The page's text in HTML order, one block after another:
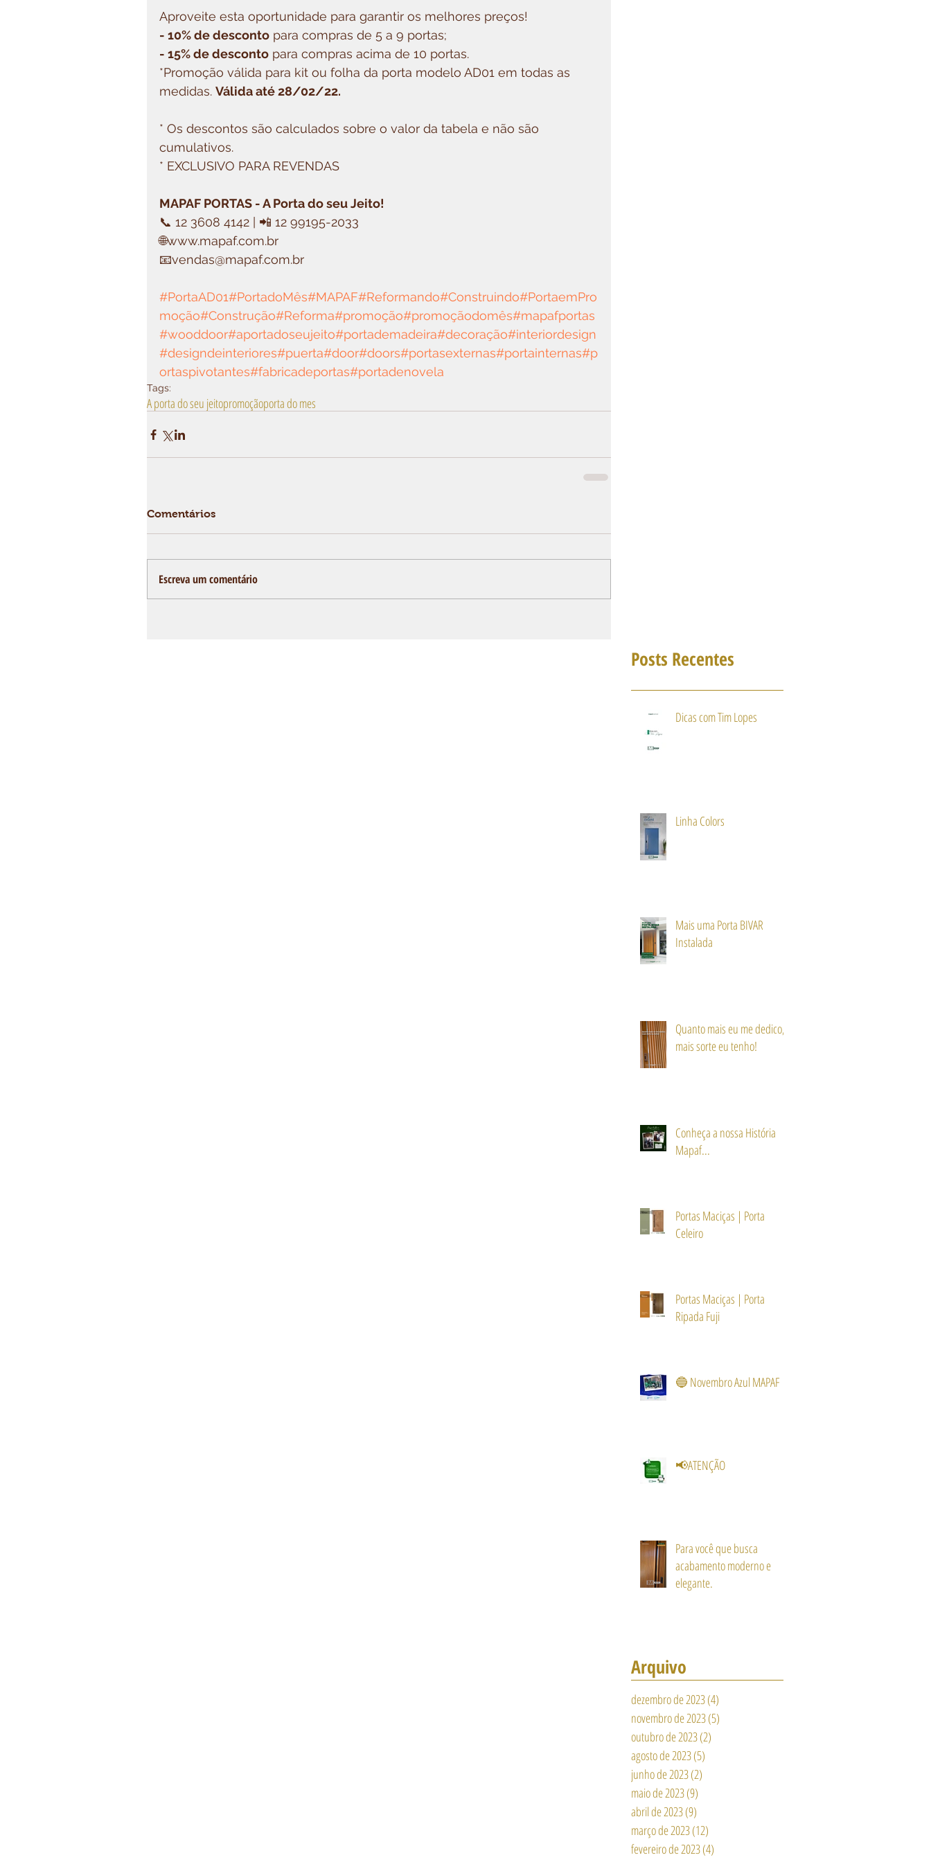
Aproveite esta oportunidade para garantir os melhores preços!
- 10% de desconto para compras de 5 a 9 portas;
- 15% de desconto para compras acima de 10 portas.
*Promoção válida para kit ou folha da porta modelo AD01 em todas as
medidas. Válida até 28/02/22.
* Os descontos são calculados sobre o valor da tabela e não são
cumulativos.
* EXCLUSIVO PARA REVENDAS
MAPAF PORTAS - A Porta do seu Jeito!
📞 12 3608 4142 | 📲 12 99195-2033
🌐www.mapaf.com.br
📧vendas@mapaf.com.br
#PortaAD01#PortadoMês#MAPAF#Reformando#Construindo#PortaemPro
moção#Construção#Reforma#promoção#promoçãodomês#mapafportas
#wooddoor#aportadoseujeito#portademadeira#decoração#interiordesign
#designdeinteriores#puerta#door#doors#portasexternas#portainternas#p
ortaspivotantes#fabricadeportas#portadenovela
Tags:
A porta do seu jeitopromoçãoporta do mes
Comentários
Escreva um comentário
Posts Recentes
Dicas com Tim Lopes
Linha Colors
Mais uma Porta BIVAR
Instalada
Quanto mais eu me dedico,
mais sorte eu tenho!
Conheça a nossa História
Mapaf...
Portas Maciças | Porta
Celeiro
Portas Maciças | Porta
Ripada Fuji
🔵 Novembro Azul MAPAF
📢ATENÇÃO
Para você que busca
acabamento moderno e
elegante.
Arquivo
dezembro de 2023(4)
novembro de 2023(5)
outubro de 2023(2)
agosto de 2023(5)
junho de 2023(2)
maio de 2023(9)
abril de 2023(9)
março de 2023(12)
fevereiro de 2023(4)